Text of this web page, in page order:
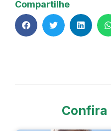
Compartilhe
Confira